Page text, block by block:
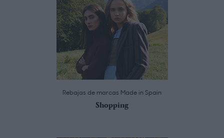
Rebajas de marcas Made in Spain
Shopping